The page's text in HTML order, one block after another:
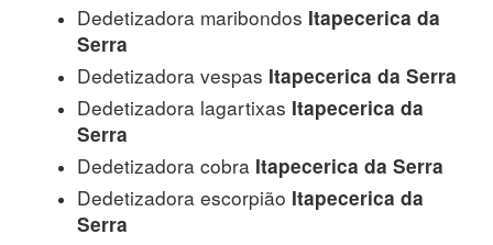
Dedetizadora maribondos Itapecerica da
Serra
Dedetizadora vespas Itapecerica da Serra
Dedetizadora lagartixas Itapecerica da
Serra
Dedetizadora cobra Itapecerica da Serra
Dedetizadora escorpião Itapecerica da
Serra